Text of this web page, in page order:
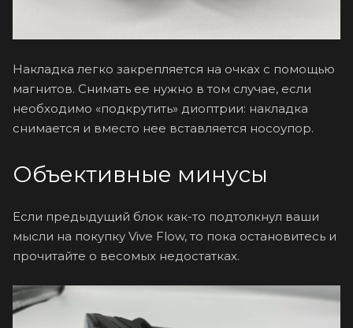
Накладка легко закрепляется на очках с помощью
магнитов. Снимать ее нужно в том случае, если
необходимо «подкрутить» диоптрии: накладка
снимается и вместо нее вставляется носоупор.
Объективные минусы
Если предыдущий блок как-то подтолкнул ваши
мысли на покупку Vive Flow, то пока остановитесь и
прочитайте о весомых недостатках.